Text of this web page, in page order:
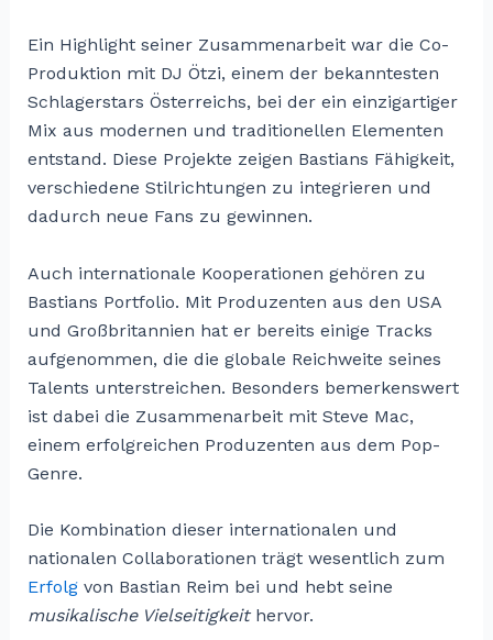
Ein Highlight seiner Zusammenarbeit war die Co-
Produktion mit DJ Ötzi, einem der bekanntesten
Schlagerstars Österreichs, bei der ein einzigartiger
Mix aus modernen und traditionellen Elementen
entstand. Diese Projekte zeigen Bastians Fähigkeit,
verschiedene Stilrichtungen zu integrieren und
dadurch neue Fans zu gewinnen.
Auch internationale Kooperationen gehören zu
Bastians Portfolio. Mit Produzenten aus den USA
und Großbritannien hat er bereits einige Tracks
aufgenommen, die die globale Reichweite seines
Talents unterstreichen. Besonders bemerkenswert
ist dabei die Zusammenarbeit mit Steve Mac,
einem erfolgreichen Produzenten aus dem Pop-
Genre.
Die Kombination dieser internationalen und
nationalen Collaborationen trägt wesentlich zum
Erfolgvon Bastian Reim bei und hebt seine
musikalische Vielseitigkeithervor.